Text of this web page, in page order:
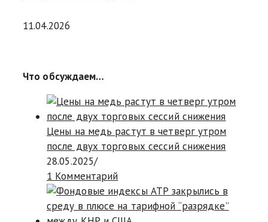
11.04.2026
Что обсуждаем…
Цены на медь растут в четверг утром
после двух торговых сессий снижения
28.05.2025/
1 Комментарий